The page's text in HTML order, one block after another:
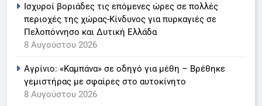
Ισχυροί βοριάδες τις επόμενες ώρες σε πολλές
περιοχές της χώρας-Κίνδυνος για πυρκαγιές σε
Πελοπόννησο και Δυτική Ελλάδα
8 Αυγούστου 2026
Αγρίνιο: «Καμπάνα» σε οδηγό για μέθη – Βρέθηκε
γεμιστήρας με σφαίρες στο αυτοκίνητο
8 Αυγούστου 2026
7
Τέλος από τον ΑΝΤ1 ο
Παναγιώτης Στάθης
8